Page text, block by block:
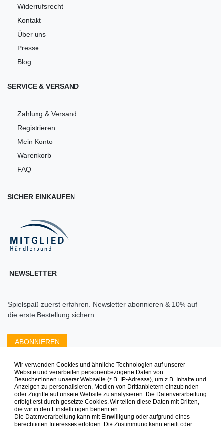
Widerrufsrecht
Kontakt
Über uns
Presse
Blog
SERVICE & VERSAND
Zahlung & Versand
Registrieren
Mein Konto
Warenkorb
FAQ
SICHER EINKAUFEN
NEWSLETTER
Spielspaß zuerst erfahren. Newsletter abonnieren & 10% auf
die erste Bestellung sichern.
ABONNIEREN
Zahlungsarten die wir anbieten
Wir verwenden Cookies und ähnliche Technologien auf unserer
Website und verarbeiten personenbezogene Daten von
Besucher:innen unserer Webseite (z.B. IP-Adresse), um z.B. Inhalte und
Anzeigen zu personalisieren, Medien von Drittanbietern einzubinden
oder Zugriffe auf unsere Website zu analysieren. Die Datenverarbeitung
erfolgt erst durch gesetzte Cookies. Wir teilen diese Daten mit Dritten,
die wir in den Einstellungen benennen.
Die Datenverarbeitung kann mit Einwilligung oder aufgrund eines
berechtigten Interesses erfolgen. Die Zustimmung kann erteilt oder